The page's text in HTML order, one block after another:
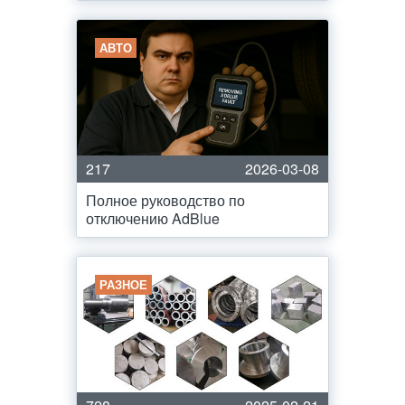
АВТО
217
2026-03-08
Полное руководство по
отключению AdBlue
РАЗНОЕ